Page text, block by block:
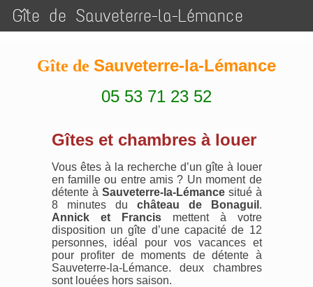
Gîte de Sauveterre-la-Lémance
Gîte de Sauveterre-la-Lémance
05 53 71 23 52
Gîtes et chambres à louer
Vous êtes à la recherche d’un gîte à louer
en famille ou entre amis ? Un moment de
détente à Sauveterre-la-Lémance situé à
8 minutes du château de Bonaguil .
Annick et Francismettent à votre
disposition un gîte d’une capacité de 12
personnes, idéal pour vos vacances et
pour profiter de moments de détente à
Sauveterre-la-Lémance. deux chambres
sont louées hors saison.